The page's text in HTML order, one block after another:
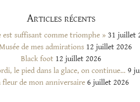
Articles récents
est suffisant comme triomphe » 31 juillet
de mes admirations 12 juillet 2026
Black foot 12 juillet 2026
le pied dans la glace, on continue… 9
fleur de mon anniversaire 6 juillet 2026